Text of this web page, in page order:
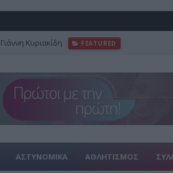
Κυριακίδη FEATURED
ΑΣΤΥΝΟΜΙΚΑ ΑΘΛΗΤΙΣΜΟΣ